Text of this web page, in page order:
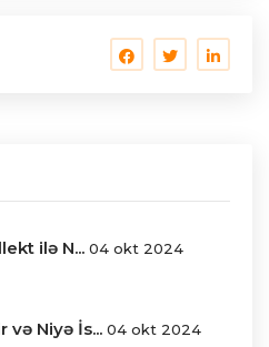
ilə N... 04 okt 2024
və Niyə İs... 04 okt 2024